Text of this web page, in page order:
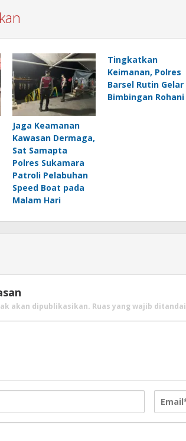
Jaga Keamanan
Kawasan Dermaga,
Sat Samapta
Polres Sukamara
Patroli Pelabuhan
Speed Boat pada
Malam Hari
Tingkatkan
Keimanan, Polres
Barsel Rutin Gelar
Bimbingan Rohani
akan dipublikasikan. Ruas yang wajib ditandai